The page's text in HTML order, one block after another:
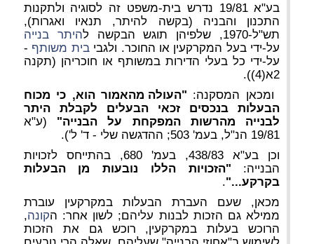
בע"א 19/81 נדרש בית-משפט זה לסוגיה ולתקנות
התכנון והבניה (בקשה להיתר, תנאיו ואגרות),
תש"ל-1970, שלפיהן תוגש הבקשה ל
היתר בנייה
על-ידי בעל המקרקעין או החוכר. ולגביבית משותף -
על-ידי כל בעלי הדירות במשותף או חוכריהן (תקנה
2א(4)).
ומכאן המסקנה: "העולה מהאמור הוא, כי מכוח
הבעלות בנכסים זכאי הבעלים לקבלת היתר
לבנייה מהרשות המפקחת על הבנייה" (ע"א
19/81 הנ"ל, בעמ' 503; ההדגשה שלי - ד' ל').
וכן בע"א 438/83, בעמ' 680, בהתייחס לזכויות
הבנייה: "הזכויות הללו נובעות מן הבעלות
בקרקע...".
מכאן, שעם העברת הבעלות במקרקעין עוברת
ממילא גם הזכות לבנות עליהם; לשון אחר: הקונה,
הרוכש בעלות במקרקעין, רוכש גם את הזכות